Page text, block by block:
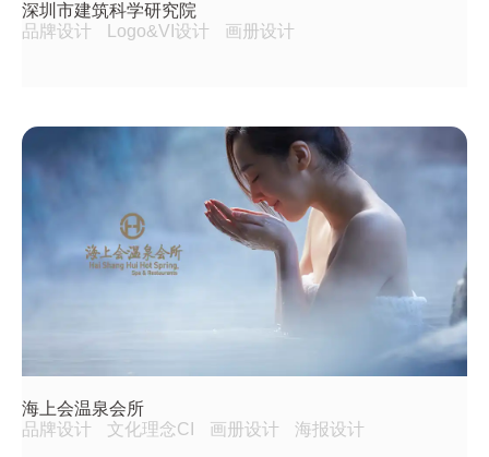
深圳市建筑科学研究院
品牌设计
Logo&VI设计 画册设计
海上会温泉会所
品牌设计
文化理念CI 画册设计 海报设计